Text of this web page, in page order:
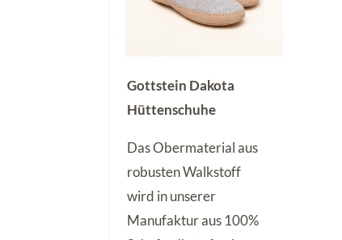
Gottstein Dakota
Hüttenschuhe
Das Obermaterial aus
robusten Walkstoff
wird in unserer
Manufaktur aus 100%